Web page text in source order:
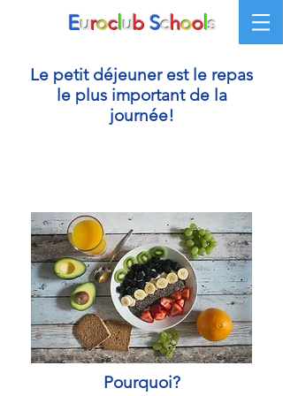
EuroclubSchools
Le petit déjeuner est le repas
le plus important de la
journée!
Pourquoi?